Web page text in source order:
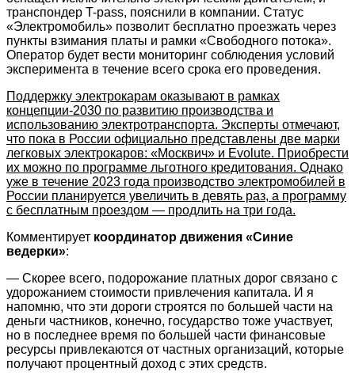
транспондер T-pass, пояснили в компании. Статус
«Электромобиль» позволит бесплатно проезжать через
пункты взимания платы и рамки «Свободного потока».
Оператор будет вести мониторинг соблюдения условий
эксперимента в течение всего срока его проведения.
Поддержку электрокарам оказывают в рамках
концепции-2030 по развитию производства и
использованию электротранспорта. Эксперты отмечают,
что пока в России официально представлены две марки
легковых электрокаров: «Москвич» и Evolute. Приобрести
их можно по программе льготного кредитования. Однако
уже в течение 2023 года производство электромобилей в
России планируется увеличить в девять раз, а программу
с бесплатным проездом — продлить на три года.
Комментирует координатор движения «Синие
ведерки»:
— Скорее всего, подорожание платных дорог связано с
удорожанием стоимости привлечения капитала. И я
напомню, что эти дороги строятся по большей части на
деньги частников, конечно, государство тоже участвует,
но в последнее время по большей части финансовые
ресурсы привлекаются от частных организаций, которые
получают процентный доход с этих средств.